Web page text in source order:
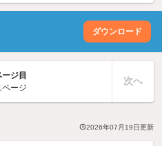
ダウンロード
ジ目
ページ
次へ
2026年07月19日更新